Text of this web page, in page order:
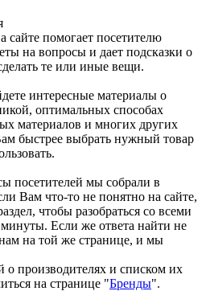
помогает посетителю
на вопросы и дает подсказки о
те или иные вещи.
интересные материалы о
оптимальных способах
материалов и многих других
быстрее выбрать нужный товар
посетителей мы собрали в
Вам что-то не понятно на сайте,
чтобы разобраться со всеми
Если же ответа найти не
на той же странице, и мы
производителях и списком их
на странице "Бренды".